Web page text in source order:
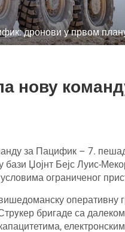
дронови у првом
нову
за Пацифик – 7.
Џојнт Бејс Луис-
ограниченог
оперативну
бригаде са